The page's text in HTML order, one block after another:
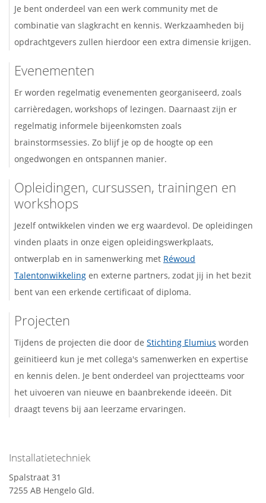
Je bent onderdeel van een werk community met de
combinatie van slagkracht en kennis. Werkzaamheden bij
opdrachtgevers zullen hierdoor een extra dimensie krijgen.
Evenementen
Er worden regelmatig evenementen georganiseerd, zoals
carrièredagen, workshops of lezingen. Daarnaast zijn er
regelmatig informele bijeenkomsten zoals
brainstormsessies. Zo blijf je op de hoogte op een
ongedwongen en ontspannen manier.
Opleidingen, cursussen, trainingen en
workshops
Jezelf ontwikkelen vinden we erg waardevol. De opleidingen
vinden plaats in onze eigen opleidingswerkplaats,
ontwerplab en in samenwerking met Réwoud
Talentonwikkeling en externe partners, zodat jij in het bezit
bent van een erkende certificaat of diploma.
Projecten
Tijdens de projecten die door de Stichting Elumius worden
geïnitieerd kun je met collega's samenwerken en expertise
en kennis delen. Je bent onderdeel van projectteams voor
het uivoeren van nieuwe en baanbrekende ideeën. Dit
draagt tevens bij aan leerzame ervaringen.
Installatietechniek
Spalstraat 31
7255 AB Hengelo Gld.